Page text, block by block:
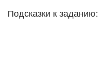
Подсказки к заданию: